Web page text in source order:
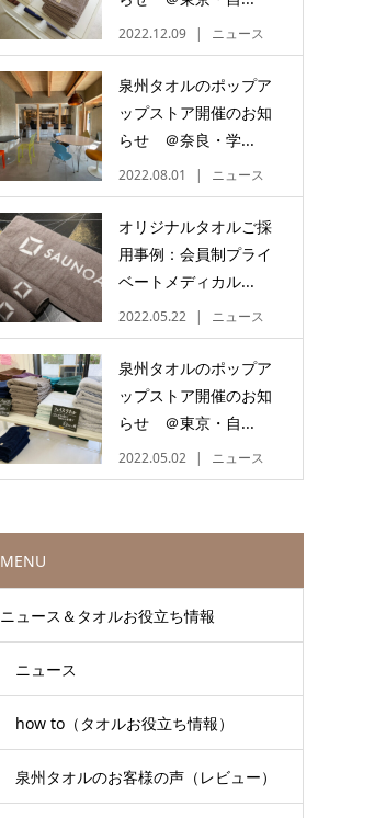
2022.12.09 ニュース
泉州タオルのポップア
ップストア開催のお知
らせ ＠奈良・学...
2022.08.01 ニュース
オリジナルタオルご採
用事例：会員制プライ
ベートメディカル...
2022.05.22 ニュース
泉州タオルのポップア
ップストア開催のお知
らせ ＠東京・自...
2022.05.02 ニュース
MENU
ニュース＆タオルお役立ち情報
ニュース
how to（タオルお役立ち情報）
泉州タオルのお客様の声（レビュー）